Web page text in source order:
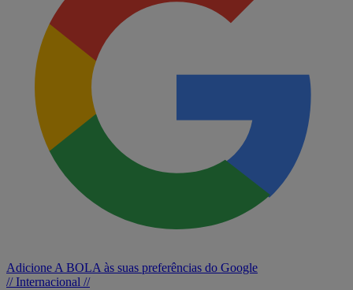
Adicione A BOLA às suas preferências do Google
// Internacional //